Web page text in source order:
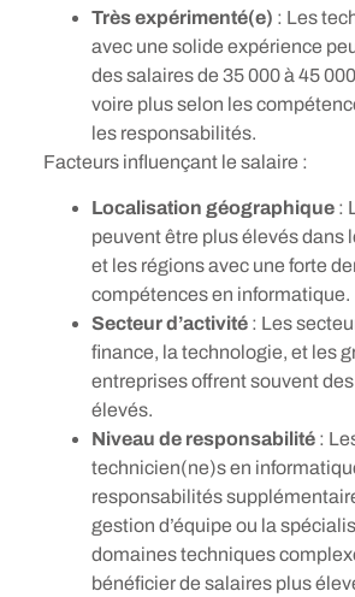
Très expérimenté(e) : Les
avec une solide expérience
des salaires de 35 000 à 45
voire plus selon les
les responsabilités.
Facteurs influençant le salaire :
Localisation géographique :
peuvent être plus élevés dans
et les régions avec une forte
compétences en informatique.
Secteur d’activité : Les
finance, la technologie, et les
entreprises offrent souvent
élevés.
Niveau de responsabilité :
technicien(ne)s en
responsabilités
gestion d’équipe ou la
domaines techniques
bénéficier de salaires plus